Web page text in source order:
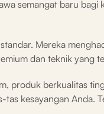
semangat baru bagi
Mereka
dan teknik yang
produk berkualitas
kesayangan Anda.